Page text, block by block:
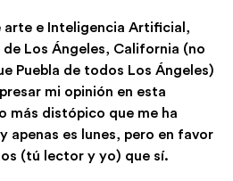
arte e Inteligencia Artificial,
Los Ángeles, California (no
Puebla de todos Los Ángeles)
mi opinión en esta
más distópico que me ha
apenas es lunes, pero en favor
(tú lector y yo) que sí.